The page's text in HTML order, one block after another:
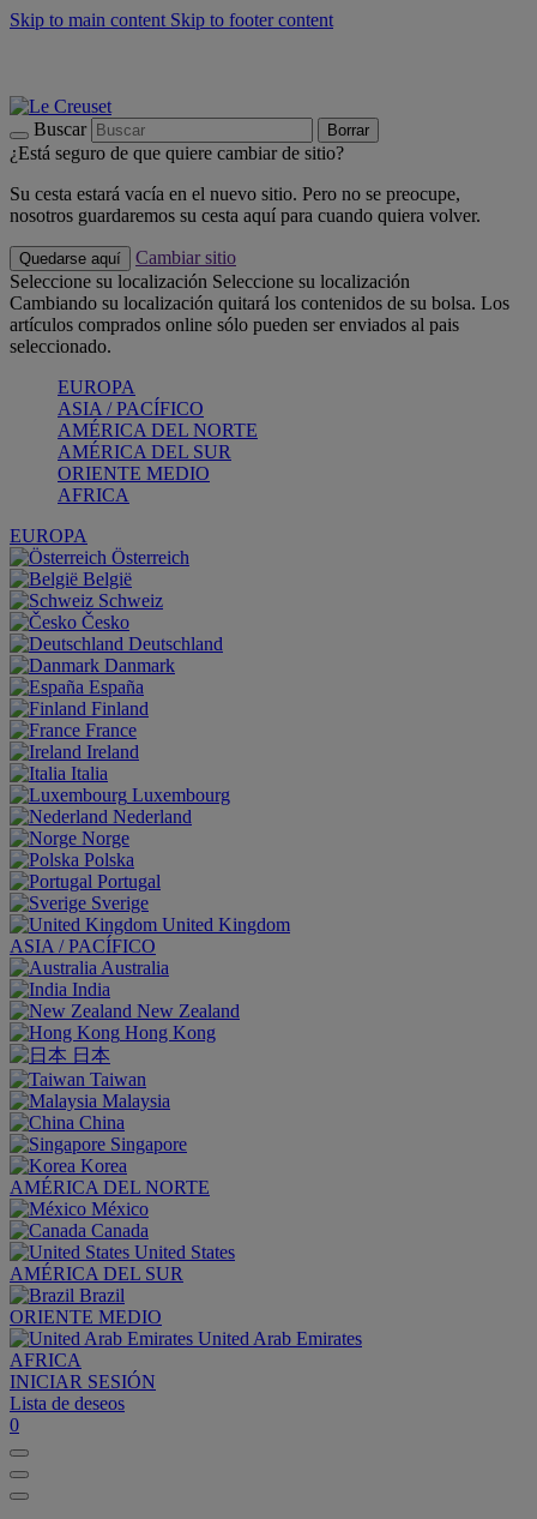
Skip to main content Skip to footer content
Buscar Borrar
¿Está seguro de que quiere cambiar de sitio?
Su cesta estará vacía en el nuevo sitio. Pero no se preocupe,
nosotros guardaremos su cesta aquí para cuando quiera volver.
Quedarse aquí
Cambiar sitio
Seleccione su localización Seleccione su localización
Cambiando su localización quitará los contenidos de su bolsa. Los
artículos comprados online sólo pueden ser enviados al pais
seleccionado.
EUROPA
ASIA / PACÍFICO
AMÉRICA DEL NORTE
AMÉRICA DEL SUR
ORIENTE MEDIO
AFRICA
EUROPA
Österreich
België
Schweiz
Česko
Deutschland
Danmark
España
Finland
France
Ireland
Italia
Luxembourg
Nederland
Norge
Polska
Portugal
Sverige
United Kingdom
ASIA / PACÍFICO
Australia
India
New Zealand
Hong Kong
日本
Taiwan
Malaysia
China
Singapore
Korea
AMÉRICA DEL NORTE
México
Canada
United States
AMÉRICA DEL SUR
Brazil
ORIENTE MEDIO
United Arab Emirates
AFRICA
INICIAR SESIÓN
Lista de deseos
0